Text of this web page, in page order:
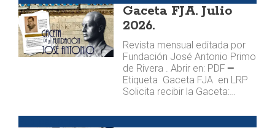
Gaceta FJA. Julio
2026.
Revista mensual editada por
Fundación José Antonio Primo
de Rivera . Abrir en: PDF ━
Etiqueta Gaceta FJA en LRP
Solicita recibir la Gaceta:…